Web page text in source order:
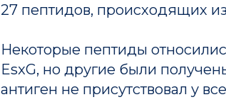
27 пептидов, происходящих
Некоторые пептиды
EsxG, но другие были
антиген не присутствовал у